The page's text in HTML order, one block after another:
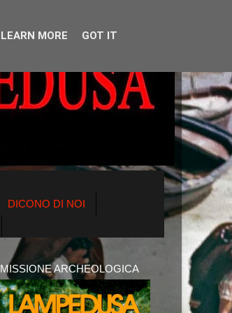
DICONO DI NOI
MISSIONE ARCHEOLOGICA
LEARN MORE GOT IT